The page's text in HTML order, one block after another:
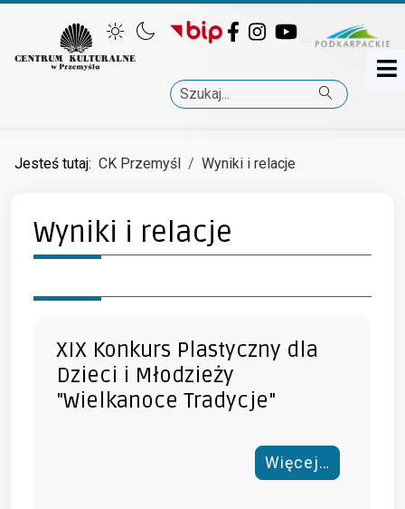
FacebookInstagramYouTube
Jesteś tutaj: CK Przemyśl Wyniki i relacje
Wyniki i relacje
XIX Konkurs Plastyczny dla
Dzieci i Młodzieży
"Wielkanoce Tradycje"
Więcej…